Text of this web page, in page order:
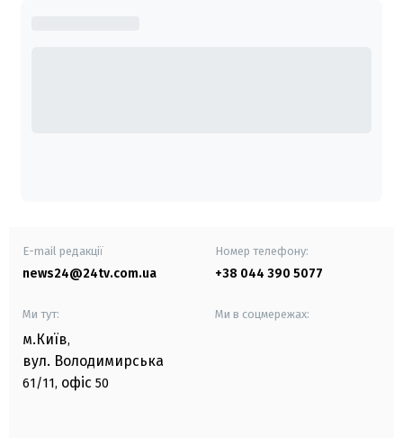
E-mail редакції
news24@24tv.com.ua
Номер телефону:
+38 044 390 5077
Ми тут:
м.Київ,
вул. Володимирська
61/11, офіс 50
Ми в соцмережах: